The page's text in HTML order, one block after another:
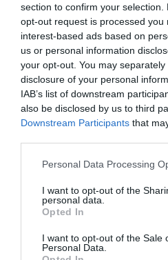
section to confirm your
opt-out request is processed you
interest-based ads based on
us or personal information
your opt-out. You may
disclosure of your personal
IAB’s list of downstream
also be disclosed by us to third
Downstream Participants that
Please note that this website/
not limited to your visit or usage
grant or deny consent to Google
use your data for below
consent section.
Personal Data Processing
I want to opt-out of the
personal data.
Opted In
I want to opt-out of the Sale
Personal Data.